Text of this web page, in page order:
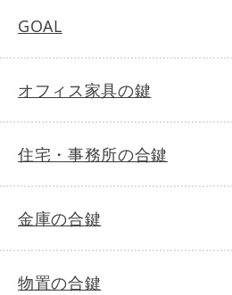
GOAL
オフィス家具の鍵
住宅・事務所の合鍵
金庫の合鍵
物置の合鍵